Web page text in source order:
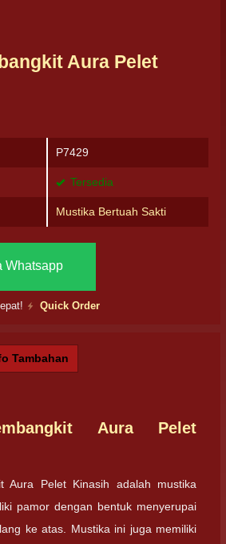
Aura Pelet
P7429
Tersedia
Mustika Bertuah Sakti
Whatsapp
Quick Order
Tambahan
Aura Pelet
Aura Pelet Kinasih adalah mustika
pamor dengan bentuk menyerupai
ke atas. Mustika ini juga memiliki